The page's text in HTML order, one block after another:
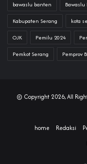
bawaslu banten Bawaslu
Kabupaten Serang kota
OJK Pemilu 2024
Pemkot Serang Pemprov
© Copyright 2026, All
home
Redaksi